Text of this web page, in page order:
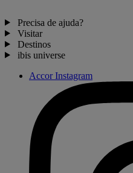
Precisa de ajuda?
Visitar
Destinos
ibis universe
Accor Instagram